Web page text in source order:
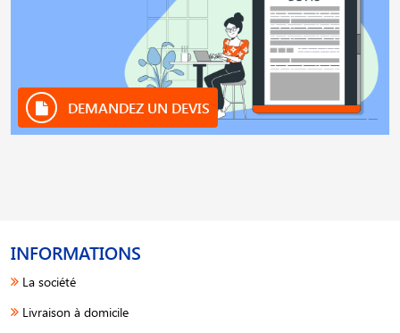
DEMANDEZ UN DEVIS
INFORMATIONS
La société
Livraison à domicile